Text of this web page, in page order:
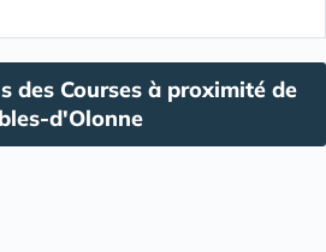
des Courses à proximité de
d'Olonne